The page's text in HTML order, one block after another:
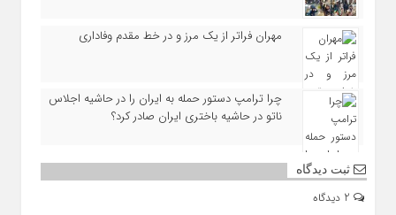
مهران فراتر از یک مرز و در خط مقدم وفاداری
چرا ترامپ دستور حمله به ایران را در حاشیه اجلاس
ناتو در حاشیه باختری ایران صادر کرد؟
ثبت دیدگاه